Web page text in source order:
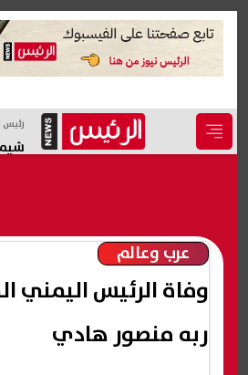
رئيس
عرب وعالم
وفاة الرئيس اليمني
ربه منصور هادي